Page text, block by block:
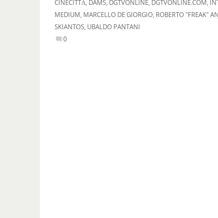
CINECITTÀ, DAMS, DGTVONLINE, DGTVONLINE.COM,
MEDIUM, MARCELLO DE GIORGIO, ROBERTO "FREAK"
SKIANTOS, UBALDO PANTANI
0